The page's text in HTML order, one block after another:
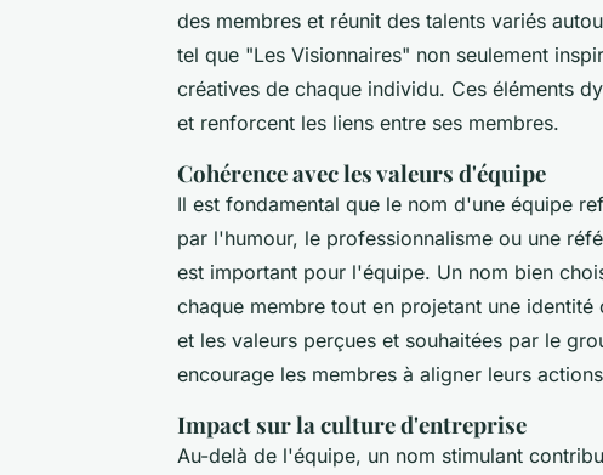
des membres et réunit des talents variés
tel que "Les Visionnaires" non seulement
créatives de chaque individu. Ces éléments
et renforcent les liens entre ses membres.
Cohérence avec les valeurs d'équipe
Il est fondamental que le nom d'une équipe
par l'humour, le professionnalisme ou une
est important pour l'équipe. Un nom bien
chaque membre tout en projetant une
et les valeurs perçues et souhaitées par le
encourage les membres à aligner leurs
Impact sur la culture d'entreprise
Au-delà de l'équipe, un nom stimulant